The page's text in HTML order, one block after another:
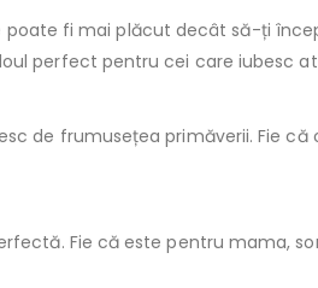
poate fi mai plăcut decât să-ți
perfect pentru cei care iubesc
de frumusețea primăverii. Fie că
Fie că este pentru mama,